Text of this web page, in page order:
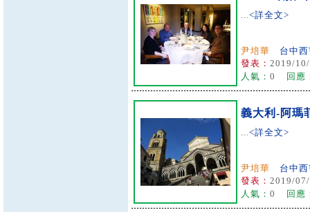
...<詳全文>
尹培華
台中
發表： 2019/
人氣： 0 回應
義大利-阿瑪
...<詳全文>
尹培華
台中
發表： 2019/
人氣： 0 回應